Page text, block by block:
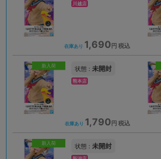
川越店
在庫あり 1,690 円 税込
新入荷 状態 : 未開封
熊本店
在庫あり 1,790 円 税込
新入荷 状態 : 未開封